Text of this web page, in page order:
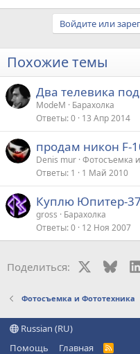
Войдите или
Похожие темы
Два телевика
ModeM
Барахолка
Ответы 0 13 Апр 2014
продам никон F-
Denis mur Фотосъемка
Ответы 1 1 Май 2010
Куплю Юпитер-
gross
Барахолка
Ответы 0 12 Ноя 2007
Поделиться:
Фотосъемка и Фототехника
Russian (RU)
Помощь
Главная
R